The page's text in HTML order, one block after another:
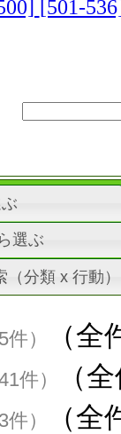
[501-
選ぶ
分類 x 行動）
件）
（
件）
（
件）
（